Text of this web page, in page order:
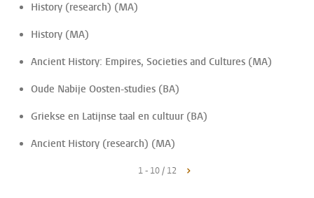
History (research) (MA)
History (MA)
Ancient History: Empires, Societies and Cultures (MA)
Oude Nabije Oosten-studies (BA)
Griekse en Latijnse taal en cultuur (BA)
Ancient History (research) (MA)
1 - 10 / 12